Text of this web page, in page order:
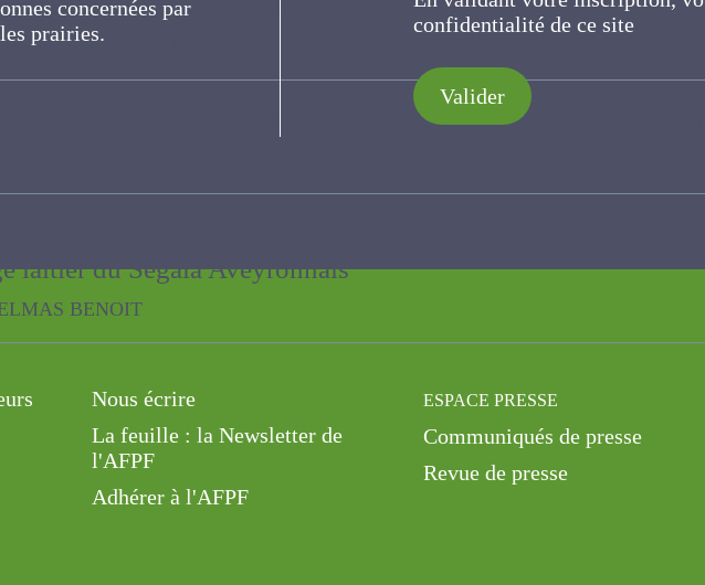
P. , Fonderflick J.
de la réponse aux stress hydrique et thermique d’une prairie
élevage laitier du Ségala Aveyronnais
BENOIT
les cultures
de confidentialité de ce site
Valider
Nous écrire
La feuille : la Newsletter de
l'AFPF
Adhérer à l'AFPF
ESPACE PRESSE
Communiqués de presse
Revue de presse